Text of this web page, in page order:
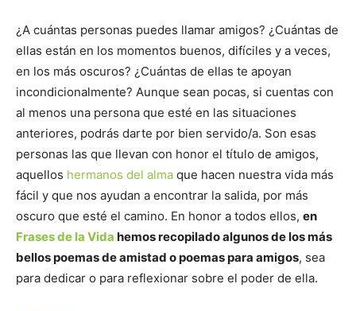
¿A cuántas personas puedes llamar amigos? ¿Cuántas de
ellas están en los momentos buenos, difíciles y a veces,
en los más oscuros? ¿Cuántas de ellas te apoyan
incondicionalmente? Aunque sean pocas, si cuentas con
al menos una persona que esté en las situaciones
anteriores, podrás darte por bien servido/a. Son esas
personas las que llevan con honor el título de amigos,
aquellos hermanos del alma que hacen nuestra vida más
fácil y que nos ayudan a encontrar la salida, por más
oscuro que esté el camino. En honor a todos ellos, en
Frases de la Vida hemos recopilado algunos de los más
bellos poemas de amistad o poemas para amigos, sea
para dedicar o para reflexionar sobre el poder de ella.